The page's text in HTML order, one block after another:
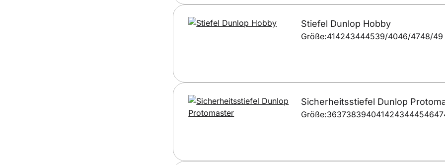
Stiefel Dunlop Hobby
Größe:414243444539/4046/4748/49
Sicherheitsstiefel Dunlop
Größe:363738394041424344454647